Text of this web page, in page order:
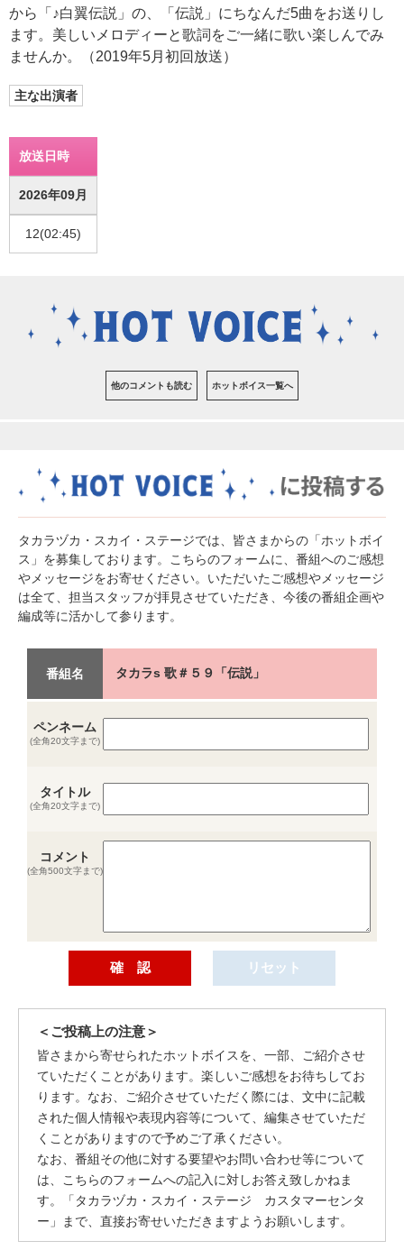
から「♪白翼伝説」の、「伝説」にちなんだ5曲をお送りし
ます。美しいメロディーと歌詞をご一緒に歌い楽しんでみ
ませんか。（2019年5月初回放送）
主な出演者
放送日時
2026年09月
12(02:45)
他のコメントも読む ホットボイス一覧へ
タカラヅカ・スカイ・ステージでは、皆さまからの「ホットボイ
ス」を募集しております。こちらのフォームに、番組へのご感想
やメッセージをお寄せください。いただいたご感想やメッセージ
は全て、担当スタッフが拝見させていただき、今後の番組企画や
編成等に活かして参ります。
番組名 タカラs 歌＃５９「伝説」
ペンネーム
(全角20文字まで)
タイトル
(全角20文字まで)
コメント
(全角500文字まで)
＜ご投稿上の注意＞
皆さまから寄せられたホットボイスを、一部、ご紹介させ
ていただくことがあります。楽しいご感想をお待ちしてお
ります。なお、ご紹介させていただく際には、文中に記載
された個人情報や表現内容等について、編集させていただ
くことがありますので予めご了承ください。
なお、番組その他に対する要望やお問い合わせ等について
は、こちらのフォームへの記入に対しお答え致しかねま
す。「タカラヅカ・スカイ・ステージ カスタマーセンタ
ー」まで、直接お寄せいただきますようお願いします。